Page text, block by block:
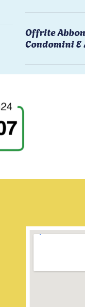
Offrite
Condomini